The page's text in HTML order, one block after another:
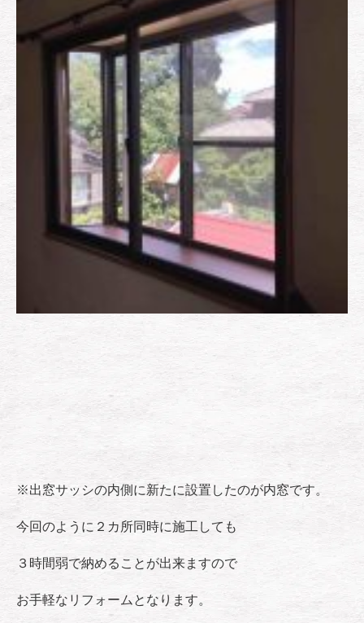
※出窓サッシの内側に新たに設置したのが内窓です。
今回のように２カ所同時に施工しても
３時間弱で納めることが出来ますので
お手軽なリフォームとなります。